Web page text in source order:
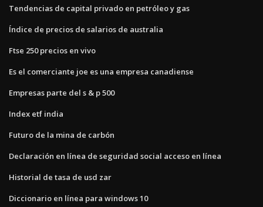
Tendencias de capital privado en petróleo y gas
Índice de precios de salarios de australia
Ftse 250 precios en vivo
Es el comerciante joe es una empresa canadiense
Empresas parte del s & p 500
Index etf india
Futuro de la mina de carbón
Declaración en línea de seguridad social acceso en línea
Historial de tasa de usd zar
Diccionario en línea para windows 10